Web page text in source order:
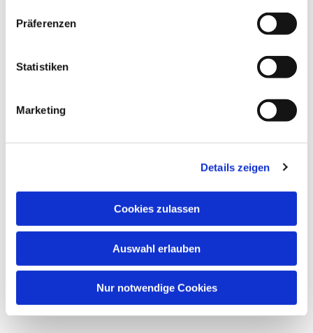
Präferenzen
Statistiken
Marketing
Details zeigen
Cookies zulassen
Auswahl erlauben
Nur notwendige Cookies
Dies könnte Sie auch
interessieren